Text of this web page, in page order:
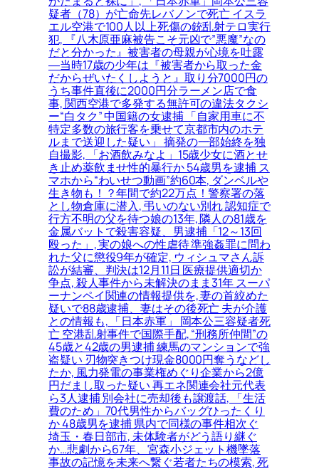
疑者（78）が亡命先レバノンで死亡 イスラ
エル空港で100人以上死傷の銃乱射テロ実行
犯, 『八木原亜麻被告こそ元凶で”悪魔”なの
だと分かった』被害者の母親が心境を吐露
―当時17歳の少年は『被害者から取った金
だからぜいたくしようと』取り分7000円の
うち事件直後に2000円分ラーメン店で食
事, 関西空港で多発する無許可の違法タクシ
ー“白タク” 中国籍の女逮捕 「自家用車に不
特定多数の旅行客を乗せて京都市内のホテ
ルまで送迎した疑い」 摘発の一部始終を独
自撮影, 「お酒飲みなよ」15歳少女に酒とせ
き止め薬飲ませ性的暴行か 54歳男を逮捕 ス
マホから“わいせつ動画”約60本, ダンベルや
生き物も！？年間で約22万点！警察署の落
とし物倉庫に潜入, 弔いのない別れ 認知症で
行方不明の父を待つ娘の13年, 隣人の81歳を
金属バットで殺害容疑、男逮捕「12～13回
殴った」, 実の娘への性虐待 準強姦罪に問わ
れた父に懲役9年が確定, ウィシュマさん訴
訟が結審、判決は12月11日 医療提供適切か
争点, 殺人事件から未解決のまま31年 スーパ
ーナンペイ関連の情報提供を, 妻の首絞めた
疑いで88歳逮捕、妻はその後死亡 夫が介護
との情報も, 「日本赤軍」 岡本公三容疑者死
亡 空港乱射事件で国際手配, “刑務所仲間”の
45歳と42歳の男逮捕 練馬のマンションで強
盗疑い 刃物突きつけ現金8000円奪うなどし
たか, 風力発電の事業権めぐり企業から2億
円だまし取った疑い 再エネ関連会社元代表
ら3人逮捕 別会社に売却後も譲渡話, 「生活
費のため」70代男性からバッグひったくり
か 48歳男を逮捕 県内で同様の事件相次ぐ
埼玉・春日部市, 未体験者がどう語り継ぐ
か…悲劇から67年、宮森小ジェット機墜落
事故の記憶を未来へ繋ぐ若者たちの模索, 死